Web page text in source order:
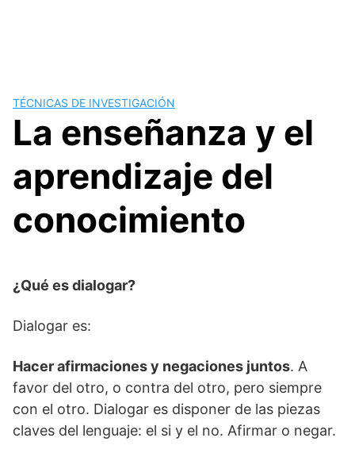
TÉCNICAS DE INVESTIGACIÓN
La enseñanza y el
aprendizaje del
conocimiento
¿Qué es dialogar?
Dialogar es:
Hacer afirmaciones y negaciones juntos. A
favor del otro, o contra del otro, pero siempre
con el otro. Dialogar es disponer de las piezas
claves del lenguaje: el si y el no. Afirmar o negar.